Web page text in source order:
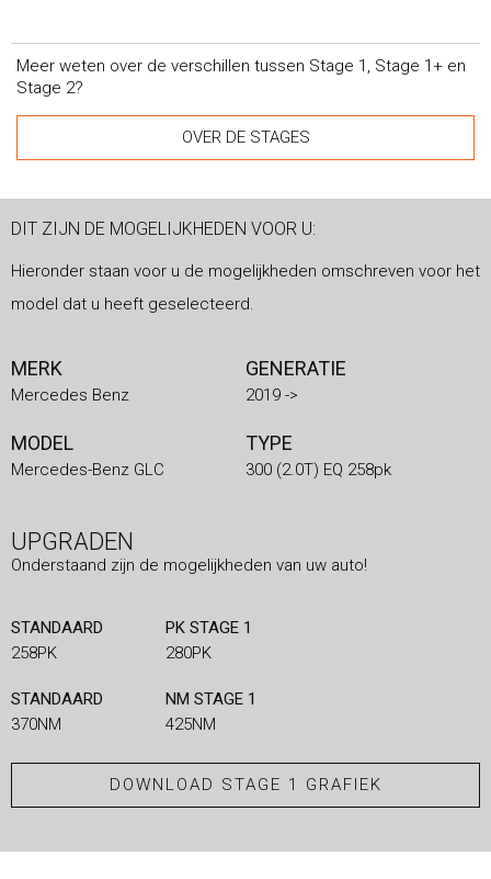
Meer weten over de verschillen tussen Stage 1, Stage 1+ en
Stage 2?
OVER DE STAGES
DIT ZIJN DE MOGELIJKHEDEN VOOR U:
Hieronder staan voor u de mogelijkheden omschreven voor het
model dat u heeft geselecteerd.
MERK
Mercedes Benz
GENERATIE
2019 ->
MODEL
Mercedes-Benz GLC
TYPE
300 (2.0T) EQ 258pk
UPGRADEN
Onderstaand zijn de mogelijkheden van uw auto!
STANDAARD
258PK
PK STAGE 1
280PK
STANDAARD
370NM
NM STAGE 1
425NM
DOWNLOAD STAGE 1 GRAFIEK